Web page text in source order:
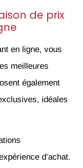
de prix
en ligne, vous
meilleures
également
idéales
d’achat.